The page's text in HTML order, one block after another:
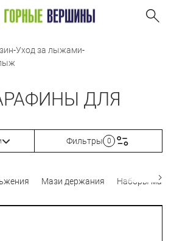
-Уход за лыжами-
ДЛЯ
Фильтры 0
Мази держания Наборы